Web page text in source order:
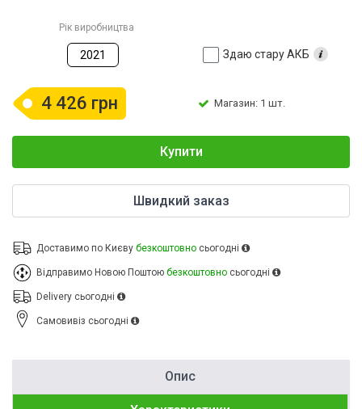
Рік виробництва
2021 Здаю стару АКБ
4 426 грн Магазин: 1 шт.
Купити
Швидкий заказ
Доставимо по Києву безкоштовно сьогодні
Відправимо Новою Поштою безкоштовно сьогодні
Delivery сьогодні
Cамовивіз сьогодні
Опис